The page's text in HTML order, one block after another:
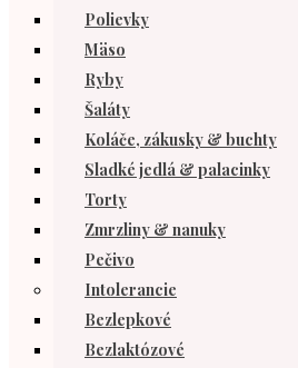
Polievky
Mäso
Ryby
Šaláty
Koláče, zákusky & buchty
Sladké jedlá & palacinky
Torty
Zmrzliny & nanuky
Pečivo
Intolerancie
Bezlepkové
Bezlaktózové